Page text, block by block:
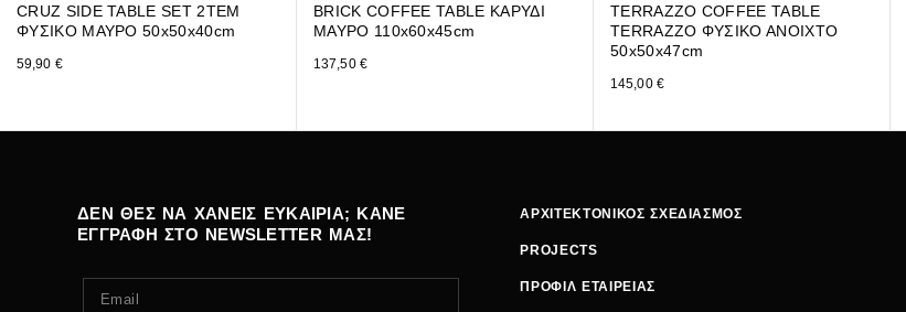
CRUZ SIDE TABLE SET 2ΤΕΜ
ΦΥΣΙΚΟ ΜΑΥΡΟ 50x50x40cm
59,90 €
BRICK COFFEE TABLE ΚΑΡΥΔΙ
ΜΑΥΡΟ 110x60x45cm
137,50 €
TERRAZZO COFFEE TABLE
TERRAZZO ΦΥΣΙΚΟ ΑΝΟΙΧΤΟ
50x50x47cm
145,00 €
ΔΕΝ ΘΕΣ ΝΑ ΧΑΝΕΙΣ ΕΥΚΑΙΡΙΑ; ΚΑΝΕ
ΕΓΓΡΑΦΗ ΣΤΟ NEWSLETTER ΜΑΣ!
ΑΡΧΙΤΕΚΤΟΝΙΚΟΣ ΣΧΕΔΙΑΣΜΟΣ
PROJECTS
ΠΡΟΦΙΛ ΕΤΑΙΡΕΙΑΣ